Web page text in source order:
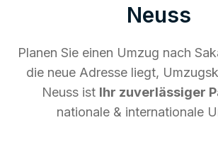
Neuss
Planen Sie einen Umzug nach
die neue Adresse liegt,
Neuss ist Ihr zuverlässiger
nationale & internationale